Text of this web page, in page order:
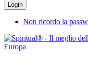
Non ricordo la